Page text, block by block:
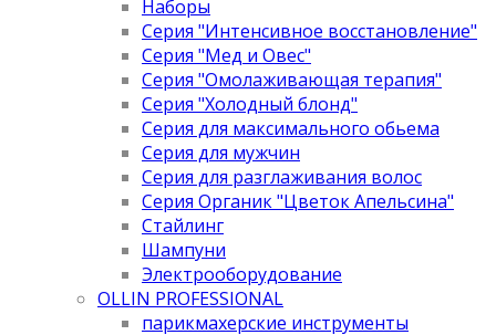
Наборы
Серия "Интенсивное восстановление"
Серия "Мед и Овес"
Серия "Омолаживающая терапия"
Серия "Холодный блонд"
Серия для максимального обьема
Серия для мужчин
Серия для разглаживания волос
Серия Органик "Цветок Апельсина"
Стайлинг
Шампуни
Электрооборудование
OLLIN PROFESSIONAL
парикмахерские инструменты